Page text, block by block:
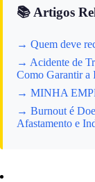
📚 Artigos
→ Quem deve
→ Acidente de
Como Garantir a
→ MINHA
→ Burnout é
Afastamento e